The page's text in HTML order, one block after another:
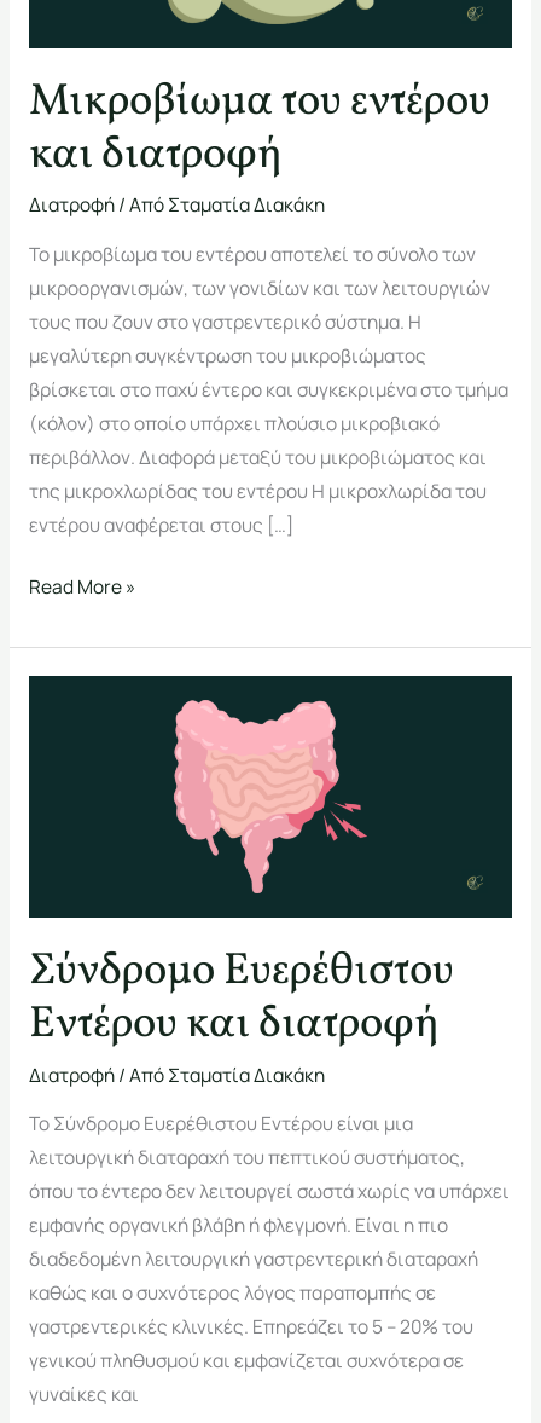
Μικροβίωμα του εντέρου
και διατροφή
Διατροφή/ ΑπόΣταματία Διακάκη
Το μικροβίωμα του εντέρου αποτελεί το σύνολο των
μικροοργανισμών, των γονιδίων και των λειτουργιών
τους που ζουν στο γαστρεντερικό σύστημα. Η
μεγαλύτερη συγκέντρωση του μικροβιώματος
βρίσκεται στο παχύ έντερο και συγκεκριμένα στο τμήμα
(κόλον) στο οποίο υπάρχει πλούσιο μικροβιακό
περιβάλλον. Διαφορά μεταξύ του μικροβιώματος και
της μικροχλωρίδας του εντέρου Η μικροχλωρίδα του
εντέρου αναφέρεται στους […]
Read More »
Σύνδρομο Ευερέθιστου
Εντέρου και διατροφή
Διατροφή/ ΑπόΣταματία Διακάκη
Το Σύνδρομο Ευερέθιστου Εντέρου είναι μια
λειτουργική διαταραχή του πεπτικού συστήματος,
όπου το έντερο δεν λειτουργεί σωστά χωρίς να υπάρχει
εμφανής οργανική βλάβη ή φλεγμονή. Είναι η πιο
διαδεδομένη λειτουργική γαστρεντερική διαταραχή
καθώς και ο συχνότερος λόγος παραπομπής σε
γαστρεντερικές κλινικές. Επηρεάζει το 5 – 20% του
γενικού πληθυσμού και εμφανίζεται συχνότερα σε
γυναίκες και